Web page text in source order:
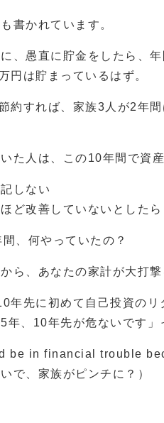
書かれています。
、愚直に貯金をしたら、
円は貯まっているはず。
約すれば、家族3人が2年
た人は、この10年間で資
しない
ど改善していないとしたら
、何やっていたの？
ら、あなたの家計が大打
年先に初めて自己投資の
年、10年先が危ないです」
be in financial trouble
で、家族がピンチに？）